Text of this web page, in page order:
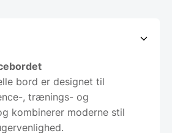
bord er designet til
, trænings- og
kombinerer moderne stil